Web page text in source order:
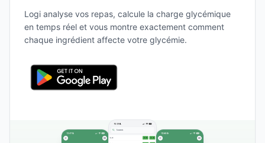
Logi analyse vos repas, calcule la charge glycémique
en temps réel et vous montre exactement comment
chaque ingrédient affecte votre glycémie.